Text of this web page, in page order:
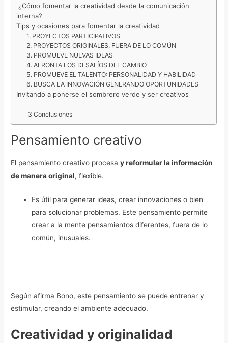
¿Cómo fomentar la creatividad desde la comunicación
interna?
Tips y ocasiones para fomentar la creatividad
1. PROYECTOS PARTICIPATIVOS
2. PROYECTOS ORIGINALES, FUERA DE LO COMÚN
3. PROMUEVE NUEVAS IDEAS
4. AFRONTA LOS DESAFÍOS DEL CAMBIO
5. PROMUEVE EL TALENTO: PERSONALIDAD Y HABILIDAD
6. BUSCA LA INNOVACIÓN GENERANDO OPORTUNIDADES
Invitando a ponerse el sombrero verde y ser creativos
3 Conclusiones
Pensamiento creativo
El pensamiento creativo procesay reformular la información
de manera original, flexible.
Es útil para generar ideas, crear innovaciones o bien
para solucionar problemas. Este pensamiento permite
crear a la mente pensamientos diferentes, fuera de lo
común, inusuales.
Según afirma Bono, este pensamiento se puede entrenar y
estimular, creando el ambiente adecuado.
Creatividad y originalidad